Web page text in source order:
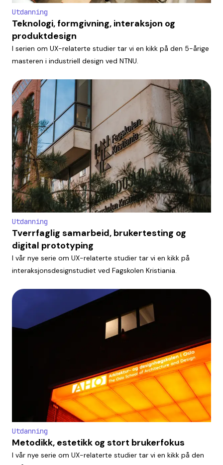
Utdanning
Teknologi, formgivning, interaksjon og
produktdesign
I serien om UX-relaterte studier tar vi en kikk på den 5-årige
masteren i industriell design ved NTNU.
Utdanning
Tverrfaglig samarbeid, brukertesting og
digital prototyping
I vår nye serie om UX-relaterte studier tar vi en kikk på
interaksjonsdesignstudiet ved Fagskolen Kristiania.
Utdanning
Metodikk, estetikk og stort brukerfokus
I vår nye serie om UX-relaterte studier tar vi en kikk på den